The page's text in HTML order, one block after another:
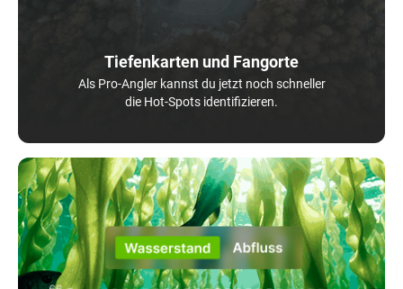
Tiefenkarten und Fangorte
Als Pro-Angler kannst du jetzt noch schneller
die Hot-Spots identifizieren.